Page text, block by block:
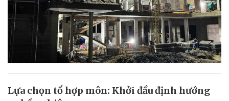
Lựa chọn tổ hợp môn: Khởi đầu định hướng